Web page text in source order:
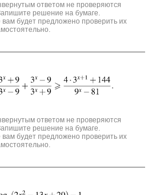
ответом не проверяются
решение на бумаге.
будет предложено проверить их
ответом не проверяются
решение на бумаге.
будет предложено проверить их